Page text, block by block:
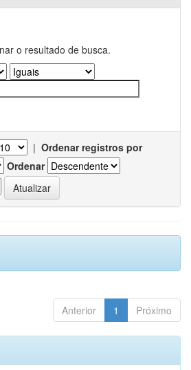
o resultado de busca.
| Ordenar registros por
Ordenar
Anterior 1 Próximo